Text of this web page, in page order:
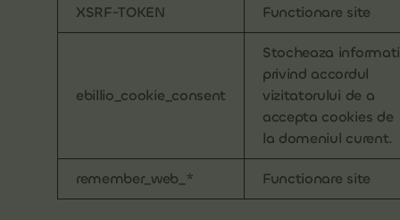
XSRF-TOKEN Functionare site
ebillio_cookie_consent
Stocheaza
privind accordul
vizitatorului de a
accepta cookies de
la domeniul curent.
remember_web_* Functionare site